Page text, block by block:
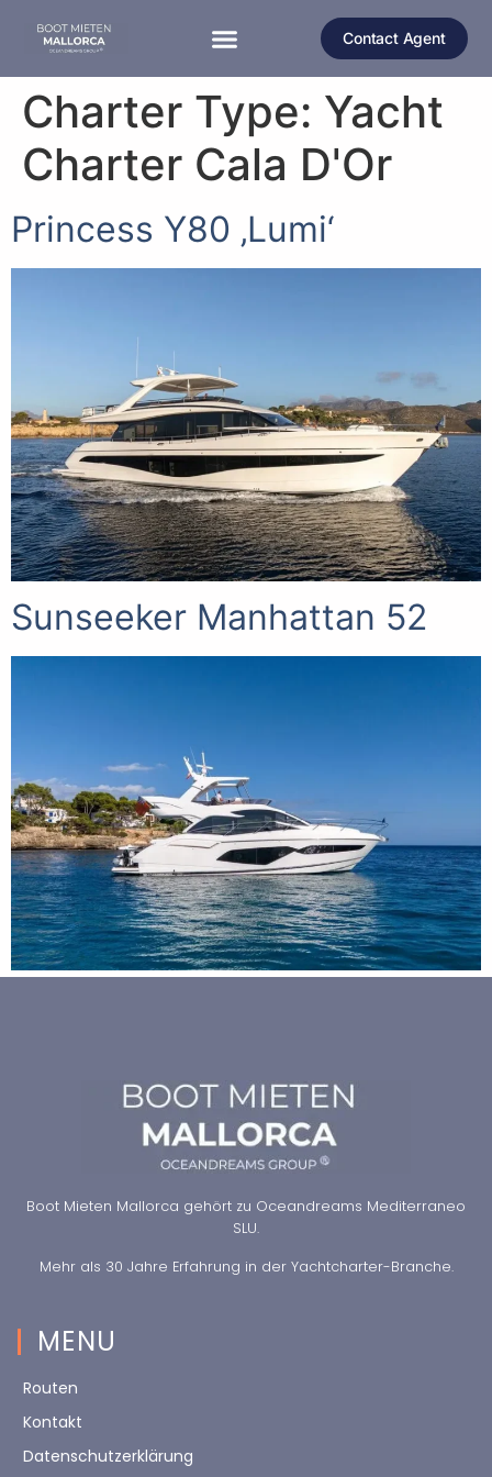
Contact Agent
Charter Type: Yacht
Charter Cala D'Or
Princess Y80 ‚Lumi‘
Sunseeker Manhattan 52
Boot Mieten Mallorca gehört zu Oceandreams Mediterraneo
SLU.
Mehr als 30 Jahre Erfahrung in der Yachtcharter-Branche.
MENU
Routen
Kontakt
Datenschutzerklärung